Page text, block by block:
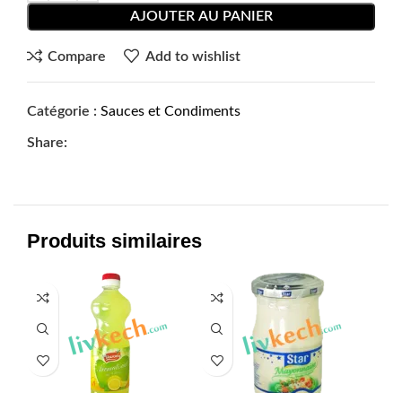
AJOUTER AU PANIER
Compare Add to wishlist
Catégorie : Sauces et Condiments
Share:
Produits similaires